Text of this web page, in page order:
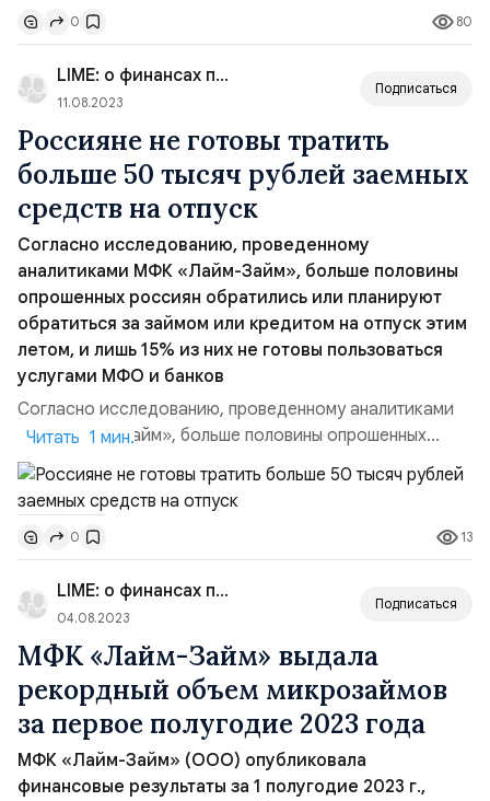
до 19 лет. «Мы заметили потребность более молодых
заёмщиков в финансировании. Снизив возрастной
пор...
0 80
LIME: о финансах просто
11.08.2023
Подписаться
Россияне не готовы тратить
больше 50 тысяч рублей заемных
средств на отпуск
Согласно исследованию, проведенному
аналитиками МФК «Лайм-Займ», больше половины
опрошенных россиян обратились или планируют
обратиться за займом или кредитом на отпуск этим
летом, и лишь 15% из них не готовы пользоваться
услугами МФО и банков
Согласно исследованию, проведенному аналитиками
МФК «Лайм-Займ», больше половины опрошенных
россиян обратились или планируют обратиться за
займом или кредитом на отпуск этим летом, и лишь 15%
из них не готовы пользоваться услугами МФО и банков.
Россияне признались, что чаще всего они отдыхают на
даче и дома (48%), путешествуют по России чуть
меньше...
Читать 1 мин.
0 13
LIME: о финансах просто
04.08.2023
Подписаться
МФК «Лайм-Займ» выдала
рекордный объем микрозаймов
за первое полугодие 2023 года
МФК «Лайм-Займ» (ООО) опубликовала
финансовые результаты за 1 полугодие 2023 г.,